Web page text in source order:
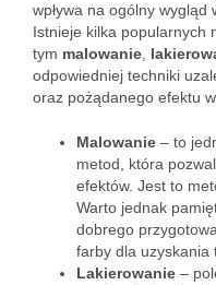
wpływa na ogólny wygląd
Istnieje kilka popularnych
tym malowanie
odpowiedniej techniki
oraz pożądanego efektu
Malowanie – to
metod, która
efektów. Jest to
Warto jednak
dobrego
farby dla uzyskania
Lakierowanie –